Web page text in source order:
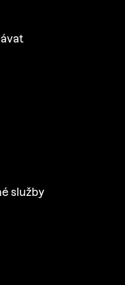
služby